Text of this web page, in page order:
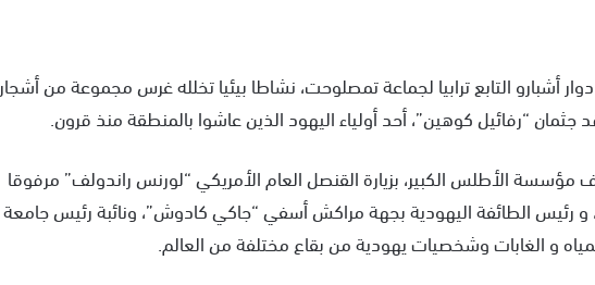
نونبر الجاري، دوار أشبارو التابع ترابيا لجماعة تمصلوحت، نشاطا بيئيا تخلله غرس مجموعة من أشجار
جثمان “رفائيل كوهين”، أحد أولياء اليهود الذين عاشوا بالمنطقة منذ قرون.
الأطلس الكبير، بزيارة القنصل العام الأمريكي “لورنس راندولف” مرفوقا
، و رئيس الطائفة اليهودية بجهة مراكش أسفي “جاكي كادوش”، ونائبة رئيس جامعة
و الغابات وشخصيات يهودية من بقاع مختلفة من العالم.